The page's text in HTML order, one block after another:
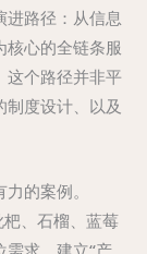
进路径：从信息
心的全链条服
这个路径并非平
度设计、以及
的案例。
、石榴、蓝莓
求，建立“产